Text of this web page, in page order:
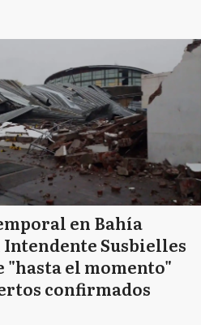
en Bahía
Intendente Susbielles
"hasta el momento"
confirmados